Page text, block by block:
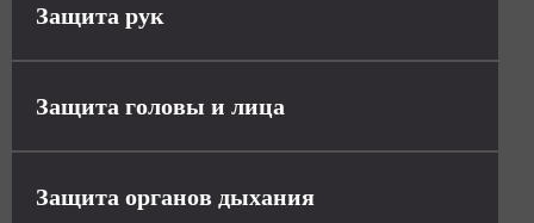
Защита рук
Защита головы и лица
Защита органов дыхания